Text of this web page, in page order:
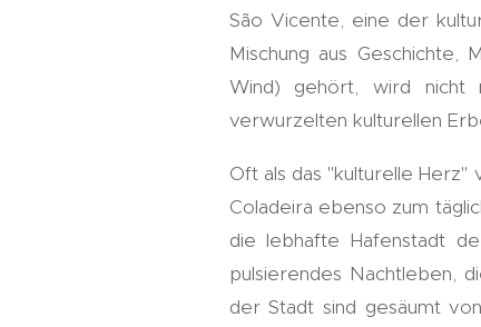
São Vicente, eine der
Mischung aus Geschichte,
Wind) gehört, wird nicht
verwurzelten kulturellen
Oft als das "kulturelle Herz"
Coladeira ebenso zum
die lebhafte Hafenstadt
pulsierendes Nachtleben,
der Stadt sind gesäumt